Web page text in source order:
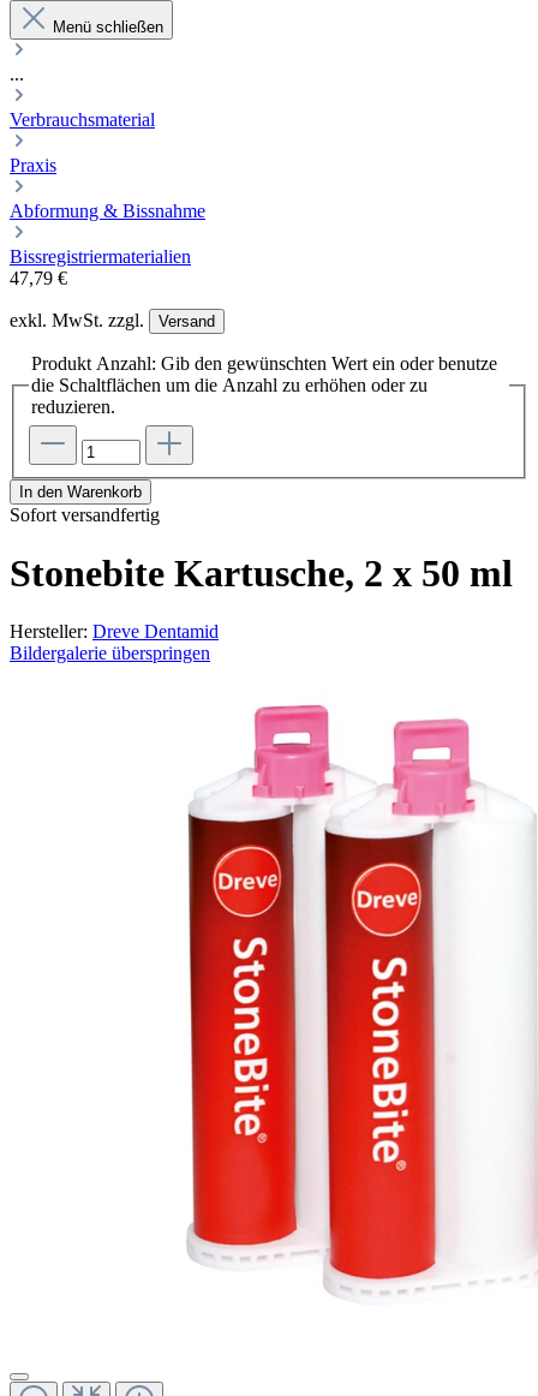
Menü schließen
...
Verbrauchsmaterial
Praxis
Abformung & Bissnahme
Bissregistriermaterialien
47,79 €
exkl. MwSt. zzgl. Versand
Produkt Anzahl: Gib den gewünschten Wert ein oder benutze
die Schaltflächen um die Anzahl zu erhöhen oder zu
reduzieren.
In den Warenkorb
Sofort versandfertig
Stonebite Kartusche, 2 x 50 ml
Hersteller: Dreve Dentamid
Bildergalerie überspringen